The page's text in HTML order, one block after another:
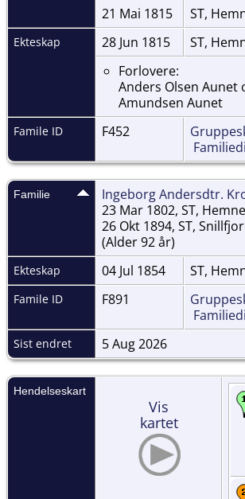
21 Mai 1815
ST,
Ekteskap 28 Jun 1815 ST,
Forlovere:
Anders Olsen Aunet
Amundsen Aunet
Famile ID F452
Familie Ingeborg Andersdtr.
23 Mar 1802, ST,
26 Okt 1894, ST,
(Alder 92 år)
Ekteskap 04 Jul 1854 ST,
Famile ID F891
Sist endret 5 Aug 2026
Hendelseskart
Vis
kartet